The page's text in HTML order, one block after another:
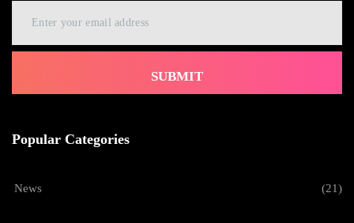
SUBMIT
Popular Categories
News (21)